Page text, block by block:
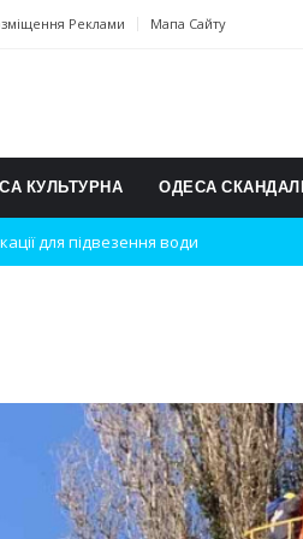
Реклами Мапа Сайту
КУЛЬТУРНА ОДЕСА
в Швейцарії
суспільство